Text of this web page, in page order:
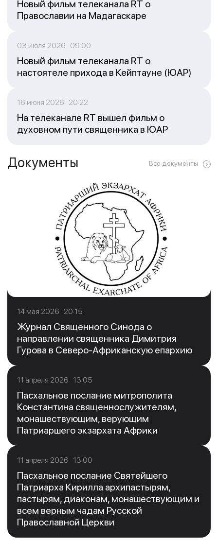
Новый фильм телеканала RT о
Православии на Мадагаскаре
03 июля 2026 09:00
Новый фильм телеканала RT о
настоятеле прихода в Кейптауне (ЮАР)
16 июня 2026 20:22
На телеканале RT вышел фильм о
духовном пути священника в ЮАР
Документы Все документы
14 мая 2026 20:15
Журнал Священного Синода о
направлении священника Димитрия
Гурова в Северо-Африканскую епархию
11 апреля 2026 13:05
Пасхальное послание митрополита
Константина священнослужителям,
монашествующим, верующим
Патриаршего экзархата Африки
11 апреля 2026 13:00
Пасхальное послание Святейшего
Патриарха Кирилла архипастырям,
пастырям, диаконам, монашествующим и
всем верным чадам Русской
Православной Церкви